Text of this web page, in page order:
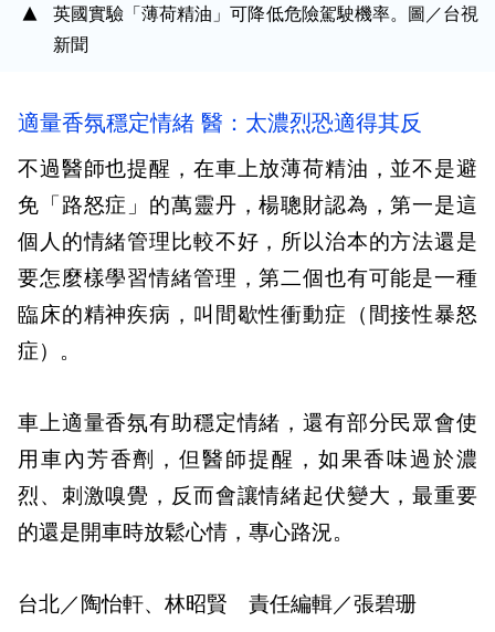
英國實驗「薄荷精油」可降低危險駕駛機率。圖／台視
新聞
適量香氛穩定情緒 醫：太濃烈恐適得其反
不過醫師也提醒，在車上放薄荷精油，並不是避
免「路怒症」的萬靈丹，楊聰財認為，第一是這
個人的情緒管理比較不好，所以治本的方法還是
要怎麼樣學習情緒管理，第二個也有可能是一種
臨床的精神疾病，叫間歇性衝動症（間接性暴怒
症）。
車上適量香氛有助穩定情緒，還有部分民眾會使
用車內芳香劑，但醫師提醒，如果香味過於濃
烈、刺激嗅覺，反而會讓情緒起伏變大，最重要
的還是開車時放鬆心情，專心路況。
台北／陶怡軒、林昭賢 責任編輯／張碧珊